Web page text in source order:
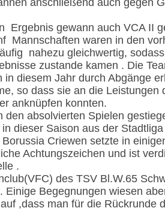
anschließend auch gegen
Ergebnis gewann auch VCA II
Mannschaften waren in den
nahezu gleichwertig,
zustande kamen . Die
in diesem Jahr durch Abgänge
so dass sie an die Leistungen
anknüpfen konnten.
den absolvierten Spielen
dieser Saison aus der
Criewen setzte in
Achtungszeichen und ist
.
des TSV Bl.W.65
Einige Begegnungen wiesen
,dass man für die Rückrunde